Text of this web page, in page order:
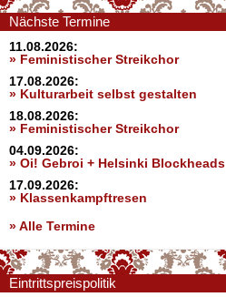
Nächste Termine
11.08.2026:
» Feministischer Streikchor
17.08.2026:
» Kulturarbeit selbst gestalten
18.08.2026:
» Feministischer Streikchor
04.09.2026:
» Oi! Gebroi + Helsinki Blockheads
17.09.2026:
» Klassenkampftresen
» Alle Termine
Eintrittspreispolitik